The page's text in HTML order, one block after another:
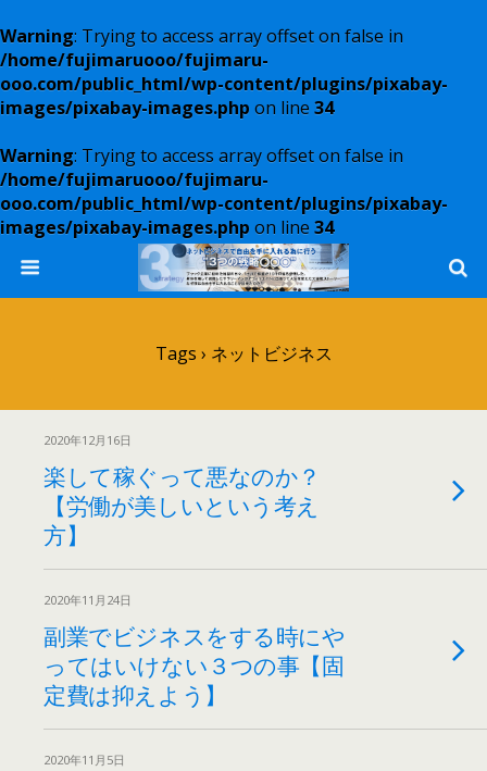
Warning: Trying to access array offset on false in
/home/fujimaruooo/fujimaru-
ooo.com/public_html/wp-content/plugins/pixabay-
images/pixabay-images.php on line 34
Warning: Trying to access array offset on false in
/home/fujimaruooo/fujimaru-
ooo.com/public_html/wp-content/plugins/pixabay-
images/pixabay-images.php on line 34
Tags › ネットビジネス
2020年12月16日
楽して稼ぐって悪なのか？
【労働が美しいという考え
方】
2020年11月24日
副業でビジネスをする時にや
ってはいけない３つの事【固
定費は抑えよう】
2020年11月5日